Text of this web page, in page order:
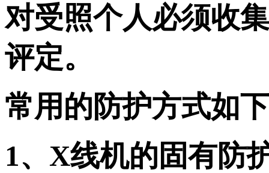
对受照个人必须收
评定。
常用的防护方式如
1、X线机的固有防